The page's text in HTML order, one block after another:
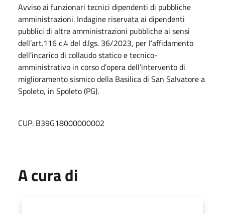
Avviso ai funzionari tecnici dipendenti di pubbliche
amministrazioni. Indagine riservata ai dipendenti
pubblici di altre amministrazioni pubbliche ai sensi
dell’art.116 c.4 del d.lgs. 36/2023, per l’affidamento
dell’incarico di collaudo statico e tecnico-
amministrativo in corso d’opera dell’intervento di
miglioramento sismico della Basilica di San Salvatore a
Spoleto, in Spoleto (PG).
CUP: B39G18000000002
A cura di